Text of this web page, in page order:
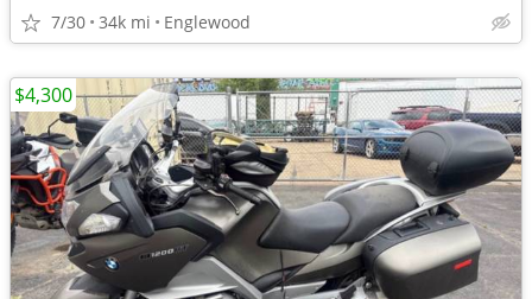
7/30 34k mi Englewood
$4,300